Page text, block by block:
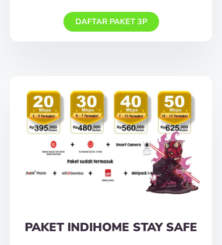
DAFTAR PAKET 3P
PAKET INDIHOME STAY SAFE